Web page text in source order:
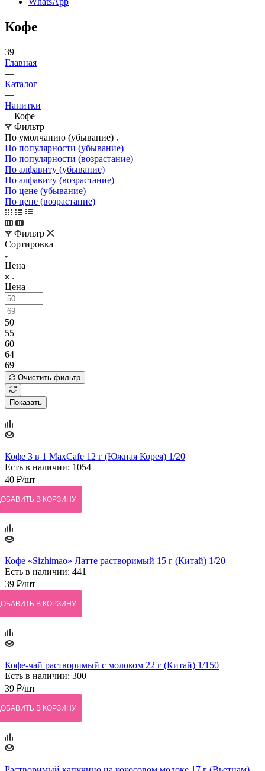
Кофе
39
Главная
—
Каталог
—
Напитки
—Кофе
Фильтр
По умолчанию (убывание)
По популярности (убывание)
По популярности (возрастание)
По алфавиту (убывание)
По алфавиту (возрастание)
По цене (убывание)
По цене (возрастание)
Фильтр
Сортировка
Цена
Цена
50
55
60
64
69
Очистить фильтр
Показать
Кофе 3 в 1 MaxCafe 12 г (Южная Корея) 1/20
Есть в наличии: 1054
40 ₽/шт
В КОРЗИНУ
Кофе «Sizhimao» Латте растворимый 15 г (Китай) 1/20
Есть в наличии: 441
39 ₽/шт
В КОРЗИНУ
Кофе-чай растворимый с молоком 22 г (Китай) 1/150
Есть в наличии: 300
39 ₽/шт
В КОРЗИНУ